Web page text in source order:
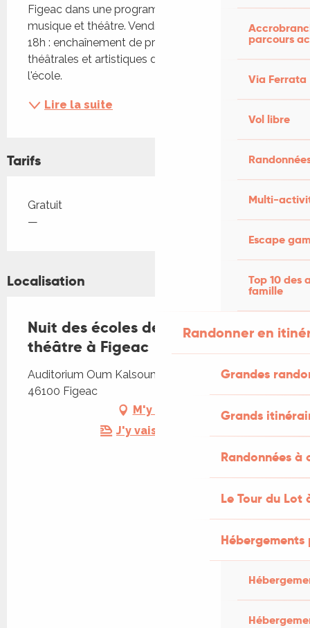
parcours
Via Ferrata
Vol libre
Multi-
Escape
Top 10 des
famille
Randonner en
Grandes
Grands
Randonnées
Le Tour du Lot
Figeac dans une programmation variée entre
musique et théâtre. Vendredi 30 janvier à partir de
18h : enchaînement de prestations musicales,
théâtrales et artistiques des différents groupes de
l'école.
Lire la suite
Tarifs
Tarifs 2026
Gratuit
—
Localisation
Nuit des écoles de musique et de
théâtre à Figeac
Auditorium Oum Kalsoum, 2, rue victor Delbos,
46100 Figeac
M'y rendre
J'y vais en train !